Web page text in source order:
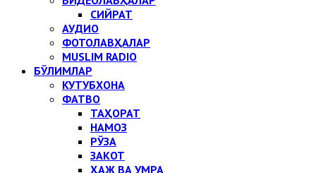
СИЙРАТ
АУДИО
ФОТОЛАВҲАЛАР
MUSLIM RADIO
БЎЛИМЛАР
КУТУБХОНА
ФАТВО
ТАҲОРАТ
НАМОЗ
РЎЗА
ЗАКОТ
ҲАЖ ВА УМРА